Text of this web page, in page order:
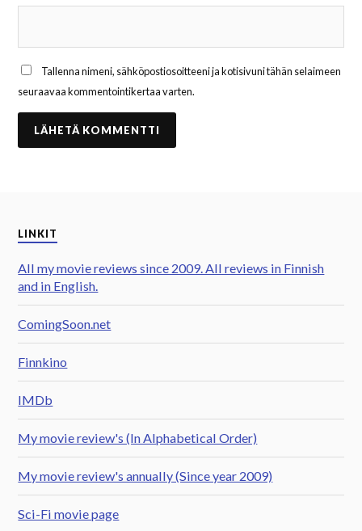
Tallenna nimeni, sähköpostiosoitteeni ja kotisivuni tähän selaimeen
seuraavaa kommentointikertaa varten.
LINKIT
All my movie reviews since 2009. All reviews in Finnish
and in English.
ComingSoon.net
Finnkino
IMDb
My movie review's (In Alphabetical Order)
My movie review's annually (Since year 2009)
Sci-Fi movie page